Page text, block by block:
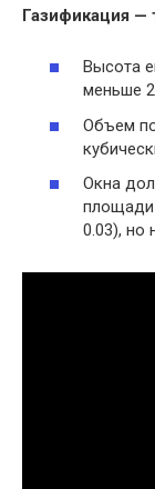
Газификация —
Высота
меньше
Объем
Окна
0.03), но